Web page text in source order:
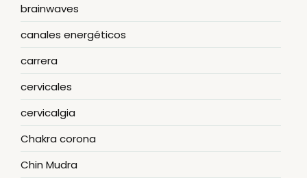
brainwaves
canales energéticos
carrera
cervicales
cervicalgia
Chakra corona
Chin Mudra